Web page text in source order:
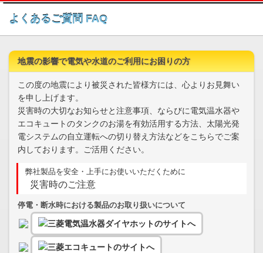
このページの本文へ
よくあるご質問 FAQ
地震の影響で電気や水道のご利用にお困りの方
この度の地震により被災された皆様方には、心よりお見舞い
を申し上げます。
災害時の大切なお知らせと注意事項、ならびに電気温水器や
エコキュートのタンクのお湯を有効活用する方法、太陽光発
電システムの自立運転への切り替え方法などをこちらでご案
内しております。ご活用ください。
弊社製品を安全・上手にお使いいただくために
災害時のご注意
停電・断水時における製品のお取り扱いについて